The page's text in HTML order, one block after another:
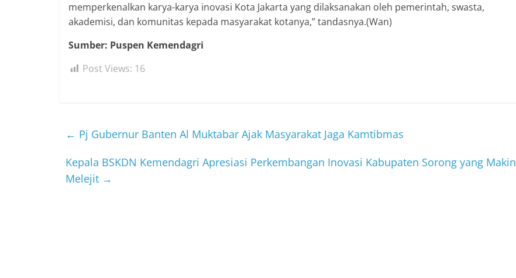
memperkenalkan karya-karya inovasi Kota Jakarta yang dilaksanakan oleh pemerintah, swasta,
akademisi, dan komunitas kepada masyarakat kotanya,” tandasnya.(Wan)
Sumber: Puspen Kemendagri
Post Views: 16
← Pj Gubernur Banten Al Muktabar Ajak Masyarakat Jaga Kamtibmas
Kepala BSKDN Kemendagri Apresiasi Perkembangan Inovasi Kabupaten Sorong yang Makin
Melejit →